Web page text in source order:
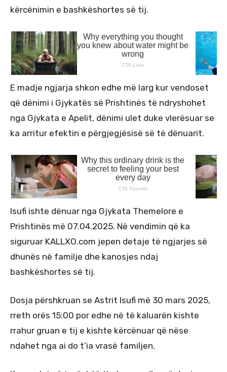
kërcënimin e bashkëshortes së tij.
E madje ngjarja shkon edhe më larg kur vendoset
që dënimi i Gjykatës së Prishtinës të ndryshohet
nga Gjykata e Apelit, dënimi ulet duke vlerësuar se
ka arritur efektin e përgjegjësisë së të dënuarit.
Isufi ishte dënuar nga Gjykata Themelore e
Prishtinës më 07.04.2025. Në vendimin që ka
siguruar KALLXO.com jepen detaje të ngjarjes së
dhunës në familje dhe kanosjes ndaj
bashkëshortes së tij.
Dosja përshkruan se Astrit Isufi më 30 mars 2025,
rreth orës 15:00 por edhe në të kaluarën kishte
rrahur gruan e tij e kishte kërcënuar që nëse
ndahet nga ai do t’ia vrasë familjen.